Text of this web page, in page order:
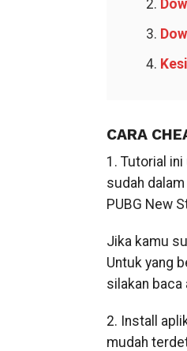
CARA
1. Tutorial
sudah
PUBG New
Jika kamu
Untuk yang
silakan baca
2. Install
mudah